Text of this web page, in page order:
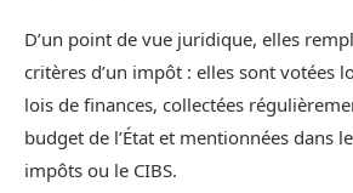
D’un point de vue juridique, elles
critères d’un impôt : elles sont votées
lois de finances, collectées
budget de l’État et mentionnées dans
impôts ou le CIBS.